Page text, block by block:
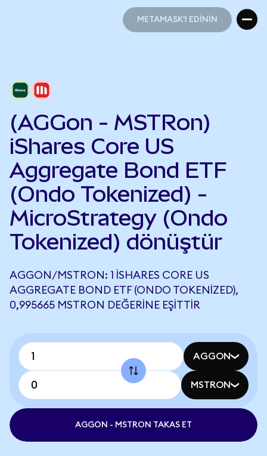
METAMASK'I EDİNİN
(AGGon - MSTRon)
iShares Core US
Aggregate Bond ETF
(Ondo Tokenized) -
MicroStrategy (Ondo
Tokenized) dönüştür
AGGON/MSTRON: 1 ISHARES CORE US
AGGREGATE BOND ETF (ONDO TOKENIZED),
0,995665 MSTRON DEĞERINE EŞITTIR
AGGON
MSTRON
AGGON - MSTRON TAKAS ET